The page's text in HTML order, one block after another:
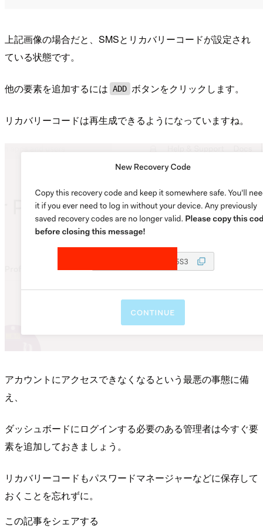
上記画像の場合だと、SMSとリカバリーコードが設定され
ている状態です。
他の要素を追加するには ADD ボタンをクリックします。
リカバリーコードは再生成できるようになっていますね。
アカウントにアクセスできなくなるという最悪の事態に備
え、
ダッシュボードにログインする必要のある管理者は今すぐ要
素を追加しておきましょう。
リカバリーコードもパスワードマネージャーなどに保存して
おくことを忘れずに。
この記事をシェアする